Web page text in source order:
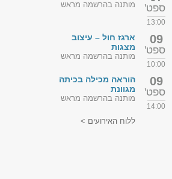
ספט'
13:00
מותנה בהרשמה מראש
09
ספט'
10:00
ארגז חול – עיצוב
מצגות
מותנה בהרשמה מראש
09
ספט'
14:00
הוראה מכילה בכיתה
מגוונת
מותנה בהרשמה מראש
ללוח האירועים >